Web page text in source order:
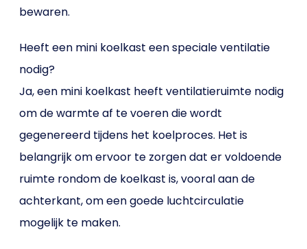
bewaren.
Heeft een mini koelkast een speciale ventilatie
nodig?
Ja, een mini koelkast heeft ventilatieruimte nodig
om de warmte af te voeren die wordt
gegenereerd tijdens het koelproces. Het is
belangrijk om ervoor te zorgen dat er voldoende
ruimte rondom de koelkast is, vooral aan de
achterkant, om een goede luchtcirculatie
mogelijk te maken.